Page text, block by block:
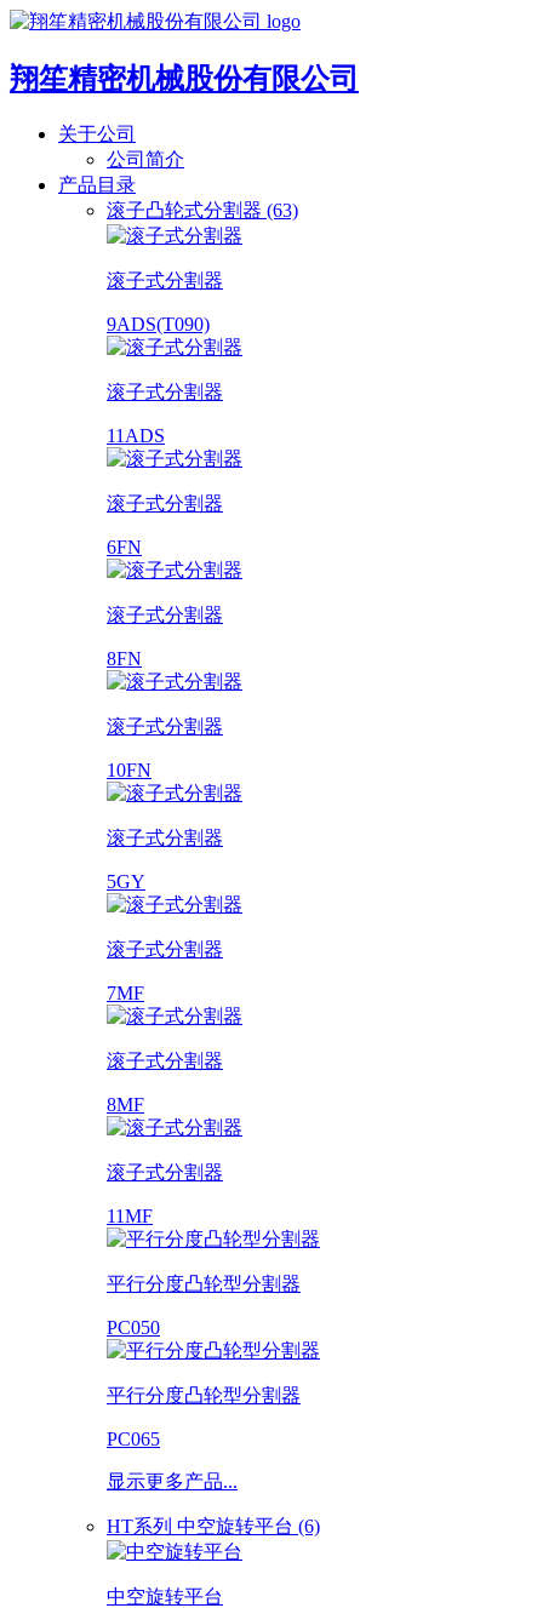
翔笙精密机械股份有限公司
关于公司
公司简介
产品目录
滚子凸轮式分割器 (63)
滚子式分割器
9ADS(T090)
滚子式分割器
11ADS
滚子式分割器
6FN
滚子式分割器
8FN
滚子式分割器
10FN
滚子式分割器
5GY
滚子式分割器
7MF
滚子式分割器
8MF
滚子式分割器
11MF
平行分度凸轮型分割器
PC050
平行分度凸轮型分割器
PC065
显示更多产品...
HT系列 中空旋转平台 (6)
中空旋转平台